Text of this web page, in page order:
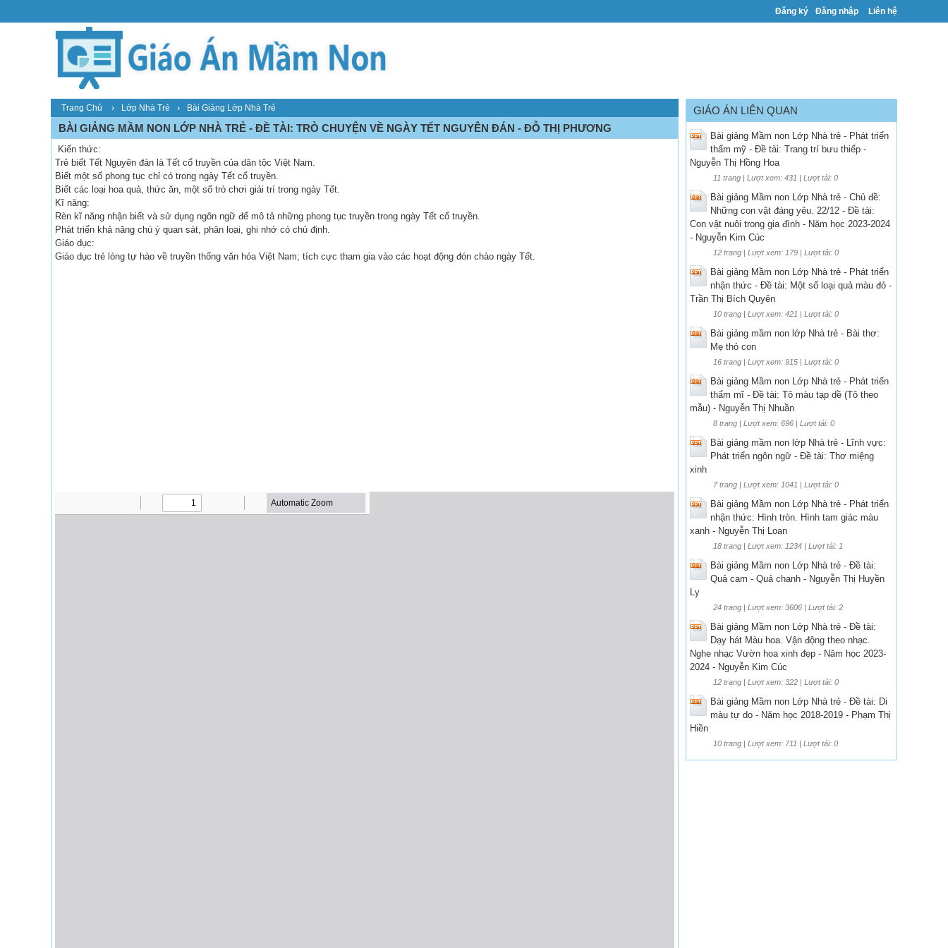
Đăng ký Đăng nhập Liên hệ
Trang Chủ › Lớp Nhà Trẻ › Bài Giảng Lớp Nhà Trẻ
BÀI GIẢNG MẦM NON LỚP NHÀ TRẺ - ĐỀ TÀI: TRÒ CHUYỆN VỀ NGÀY TẾT NGUYÊN ĐÁN - ĐỖ THỊ PHƯƠNG
Kiến thức:
Trẻ biết Tết Nguyên đán là Tết cổ truyền của dân tộc Việt Nam.
Biết một số phong tục chỉ có trong ngày Tết cổ truyền.
Biết các loại hoa quả, thức ăn, một số trò chơi giải trí trong ngày Tết.
Kĩ năng:
Rèn kĩ năng nhận biết và sử dụng ngôn ngữ để mô tả những phong tục truyền trong ngày Tết cổ truyền.
Phát triển khả năng chú ý quan sát, phân loại, ghi nhớ có chủ định.
Giáo dục:
Giáo dục trẻ lòng tự hào về truyền thống văn hóa Việt Nam; tích cực tham gia vào các hoạt động đón chào ngày Tết.
GIÁO ÁN LIÊN QUAN
Bài giảng Mầm non Lớp Nhà trẻ - Phát triển
thẩm mỹ - Đề tài: Trang trí bưu thiếp -
Nguyễn Thị Hồng Hoa
11 trang | Lượt xem: 431 | Lượt tải: 0
Bài giảng Mầm non Lớp Nhà trẻ - Chủ đề:
Những con vật đáng yêu. 22/12 - Đề tài:
Con vật nuôi trong gia đình - Năm học 2023-2024
- Nguyễn Kim Cúc
12 trang | Lượt xem: 179 | Lượt tải: 0
Bài giảng Mầm non Lớp Nhà trẻ - Phát triển
nhận thức - Đề tài: Một số loại quả màu đỏ -
Trần Thị Bích Quyên
10 trang | Lượt xem: 421 | Lượt tải: 0
Bài giảng mầm non lớp Nhà trẻ - Bài thơ:
Mẹ thỏ con
16 trang | Lượt xem: 915 | Lượt tải: 0
Bài giảng Mầm non Lớp Nhà trẻ - Phát triển
thẩm mĩ - Đề tài: Tô màu tạp dề (Tô theo
mẫu) - Nguyễn Thị Nhuần
8 trang | Lượt xem: 696 | Lượt tải: 0
Bài giảng mầm non lớp Nhà trẻ - Lĩnh vực:
Phát triển ngôn ngữ - Đề tài: Thơ miệng
xinh
7 trang | Lượt xem: 1041 | Lượt tải: 0
Bài giảng Mầm non Lớp Nhà trẻ - Phát triển
nhận thức: Hình tròn. Hình tam giác màu
xanh - Nguyễn Thị Loan
18 trang | Lượt xem: 1234 | Lượt tải: 1
Bài giảng Mầm non Lớp Nhà trẻ - Đề tài:
Quả cam - Quả chanh - Nguyễn Thị Huyền
Ly
24 trang | Lượt xem: 3606 | Lượt tải: 2
Bài giảng Mầm non Lớp Nhà trẻ - Đề tài:
Dạy hát Màu hoa. Vận động theo nhạc.
Nghe nhạc Vườn hoa xinh đẹp - Năm học 2023-
2024 - Nguyễn Kim Cúc
12 trang | Lượt xem: 322 | Lượt tải: 0
Bài giảng Mầm non Lớp Nhà trẻ - Đề tài: Di
màu tự do - Năm học 2018-2019 - Phạm Thị
Hiền
10 trang | Lượt xem: 711 | Lượt tải: 0